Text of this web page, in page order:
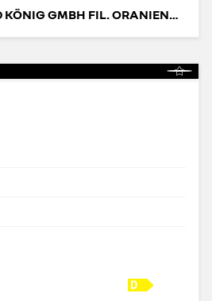
AH GOTTHARD KÖNIG GMBH FIL. ORANIENBURG